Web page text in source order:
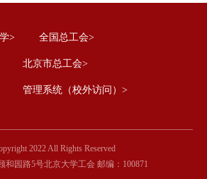
> 全国总工会>
北京市总工会>
管理系统（校外访问）>
2022 All Rights Reserved
和园路5号北京大学工会 邮编：100871